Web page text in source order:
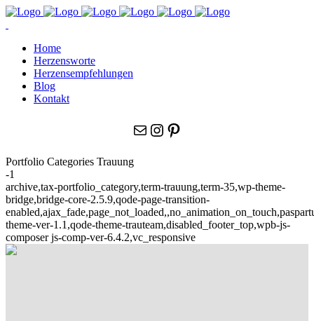
Home
Herzensworte
Herzensempfehlungen
Blog
Kontakt
E-MailInstagram
Pinterest
Portfolio Categories Trauung
-1
archive,tax-portfolio_category,term-trauung,term-35,wp-theme-
bridge,bridge-core-2.5.9,qode-page-transition-
theme-ver-1.1,qode-theme-trauteam,disabled_footer_top,wpb-js-
composer js-comp-ver-6.4.2,vc_responsive